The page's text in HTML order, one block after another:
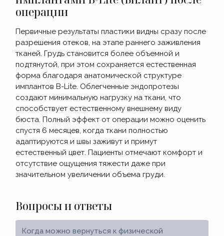
операции
Первичные результаты пластики видны сразу после
разрешения отеков, на этапе раннего заживления
тканей. Грудь становится более объемной и
подтянутой, при этом сохраняется естественная
форма благодаря анатомической структуре
имплантов B-Lite. Облегченные эндопротезы
создают минимальную нагрузку на ткани, что
способствует естественному внешнему виду
бюста. Полный эффект от операции можно оценить
спустя 6 месяцев, когда ткани полностью
адаптируются и швы заживут и примут
естественный цвет. Пациенты отмечают комфорт и
отсутствие ощущения тяжести даже при
значительном увеличении объема груди.
Вопросы и ответы
Когда можно вернуться к физической